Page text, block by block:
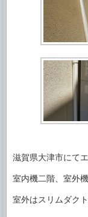
滋賀県大津市にて
室内機二階、室外
室外はスリムダク